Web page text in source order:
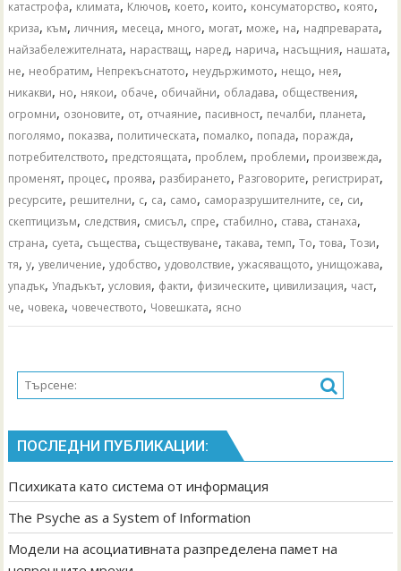
катастрофа, климата, Ключов, което, които, консуматорство, която,
криза, към, личния, месеца, много, могат, може, на, надпреварата,
найзабележителната, нарастващ, наред, нарича, насъщния, нашата,
не, необратим, Непрекъснатото, неудържимото, нещо, нея,
никакви, но, някои, обаче, обичайни, обладава, обществения,
огромни, озоновите, от, отчаяние, пасивност, печалби, планета,
поголямо, показва, политическата, помалко, попада, поражда,
потребителството, предстоящата, проблем, проблеми, произвежда,
променят, процес, проява, разбирането, Разговорите, регистрират,
ресурсите, решителни, с, са, само, саморазрушителните, се, си,
скептицизъм, следствия, смисъл, спре, стабилно, става, станаха,
страна, суета, същества, съществуване,такава,темп,То,това,Този,
тя,у,увеличение,удобство,удоволствие,ужасяващото,унищожава,
упадък,Упадъкът,условия, факти, физическите, цивилизация, част,
че, човека, човечеството, Човешката, ясно
ПОСЛЕДНИ ПУБЛИКАЦИИ:
Психиката като система от информация
The Psyche as a System of Information
Модели на асоциативната разпределена памет на